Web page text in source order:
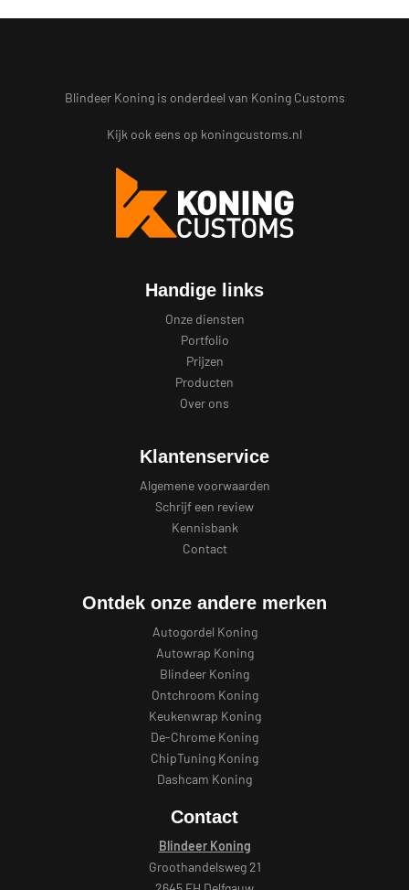
Blindeer Koning is onderdeel van Koning Customs
Kijk ook eens op koningcustoms.nl
Handige links
Onze diensten
Portfolio
Prijzen
Producten
Over ons
Klantenservice
Algemene voorwaarden
Schrijf een review
Kennisbank
Contact
Ontdek onze andere merken
Autogordel Koning
Autowrap Koning
Blindeer Koning
Ontchroom Koning
Keukenwrap Koning
De-Chrome Koning
ChipTuning Koning
Dashcam Koning
Contact
Blindeer Koning
Groothandelsweg 21